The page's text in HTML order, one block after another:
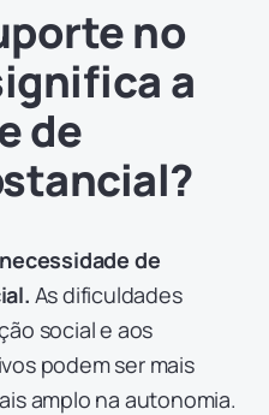
no
a
de
de
As dificuldades
social e aos
podem ser mais
amplo na autonomia.